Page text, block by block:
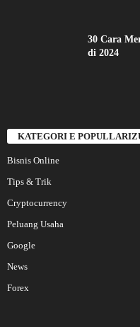
30 Cara
di 2024
KATEGORI E
Bisnis Online
Tips & Trik
Cryptocurrency
Peluang Usaha
Google
News
Forex